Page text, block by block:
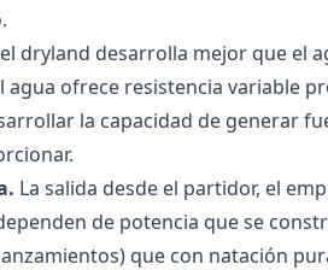
dryland desarrolla mejor que el
agua ofrece resistencia variable
la capacidad de generar
La salida desde el partidor, el
de potencia que se
que con natación